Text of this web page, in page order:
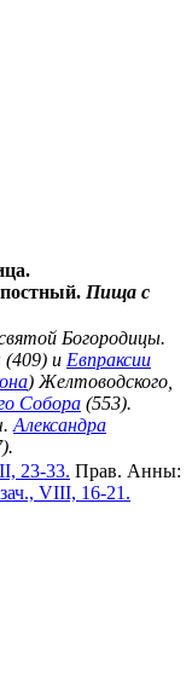
Пища с
Богородицы.
(409) и Евпраксии
) Желтоводского,
Собора (553).
Александра
23-33. Прав. Анны:
VIII, 16-21.